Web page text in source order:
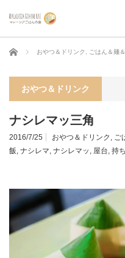
ホーム おやつ＆ドリンク ごはん＆麺
おやつ＆ドリンク
ナシレマッ三角
2016/7/25 おやつ＆ドリンク , ご
飯, ナシレマ, ナシレマッ , 屋台, 持